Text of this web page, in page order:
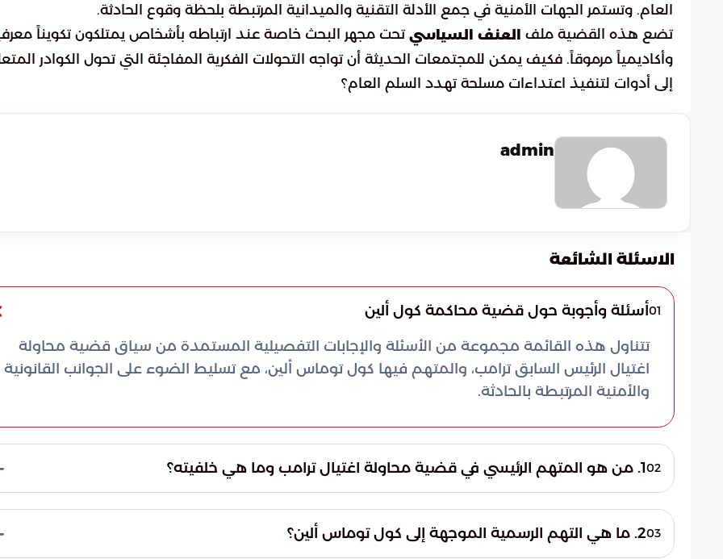
العام. وتستمر الجهات الأمنية في جمع الأدلة التقنية والميدانية المرتبطة بلحظة وقوع الحادثة.
تضع هذه القضية ملف
العنف السياسي تحت مجهر البحث خاصة عند ارتباطه بأشخاص يمتلكون تكويناً
وأكاديمياً مرموقاً. فكيف يمكن للمجتمعات الحديثة أن تواجه التحولات الفكرية المفاجئة التي تحول الكوادر
إلى أدوات لتنفيذ اعتداءات مسلحة تهدد السلم العام؟
admin
الاسئلة الشائعة
01أسئلة وأجوبة حول قضية محاكمة كول ألين
تتناول هذه القائمة مجموعة من الأسئلة والإجابات التفصيلية المستمدة من سياق قضية محاولة
اغتيال الرئيس السابق ترامب، والمتهم فيها كول توماس ألين، مع تسليط الضوء على الجوانب القانونية
والأمنية المرتبطة بالحادثة.
021. من هو المتهم الرئيسي في قضية محاولة اغتيال ترامب وما هي خلفيته؟
بخلفية أكاديمية مرموقة حيث يحمل درجة الماجستير في علوم الحاسوب، مما أثار تساؤلات حول دوافع
تورط الكوادر المتعلمة في العنف السياسي.
032. ما هي التهم الرسمية الموجهة إلى كول توماس ألين؟